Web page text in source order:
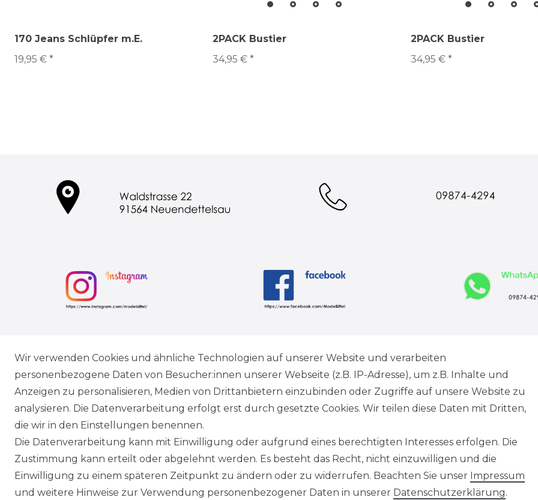
170 Jeans Schlüpfer m.E.
19,95 € *
2PACK Bustier
34,95 € *
2PACK Bustier
34,95 € *
Ausgezeichneter Service Versandbedingungen
Impressum
Wir verwenden Cookies und ähnliche Technologien auf unserer Website und verarbeiten
personenbezogene Daten von Besucher:innen unserer Webseite (z.B. IP-Adresse), um z.B. Inhalte und
Anzeigen zu personalisieren, Medien von Drittanbietern einzubinden oder Zugriffe auf unsere Website zu
analysieren. Die Datenverarbeitung erfolgt erst durch gesetzte Cookies. Wir teilen diese Daten mit Dritten,
die wir in den Einstellungen benennen.
Die Datenverarbeitung kann mit Einwilligung oder aufgrund eines berechtigten Interesses erfolgen. Die
Zustimmung kann erteilt oder abgelehnt werden. Es besteht das Recht, nicht einzuwilligen und die
Einwilligung zu einem späteren Zeitpunkt zu ändern oder zu widerrufen. Beachten Sie unser Impressum
und weitere Hinweise zur Verwendung personenbezogener Daten in unserer Daten­schutz­erklärung.